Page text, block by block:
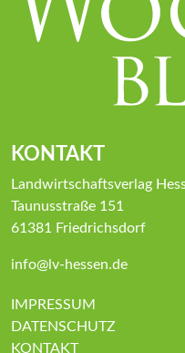
KONTAKT
Landwirtschaftsverlag
Taunusstraße 151
61381 Friedrichsdorf
info@lv-hessen.de
IMPRESSUM
DATENSCHUTZ
KONTAKT